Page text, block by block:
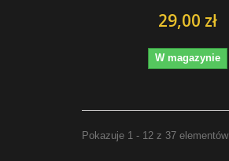
29,00 zł
W magazynie
Pokazuje 1 - 12 z 37 elementów